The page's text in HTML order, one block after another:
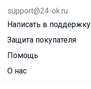
support@24-ok.ru
Написать в поддержку
Защита покупателя
Помощь
О нас